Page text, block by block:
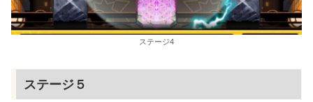
ステージ4
ステージ５